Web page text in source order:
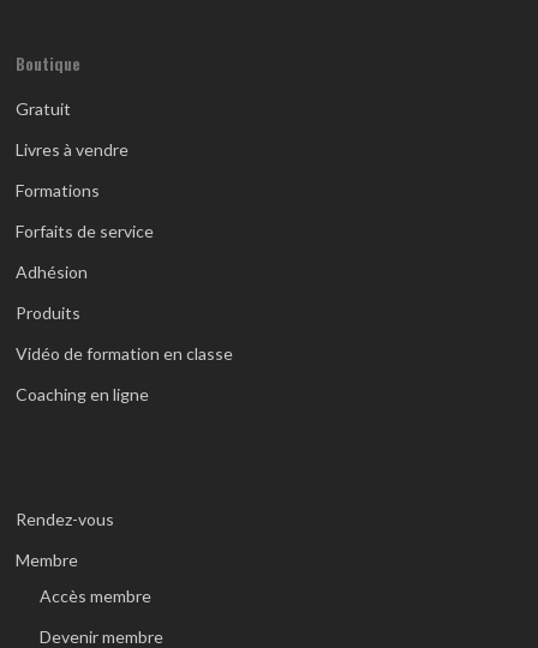
Boutique
Gratuit
Livres à vendre
Formations
Forfaits de service
Adhésion
Produits
Vidéo de formation en classe
Coaching en ligne
Rendez-vous
Membre
Accès membre
Devenir membre